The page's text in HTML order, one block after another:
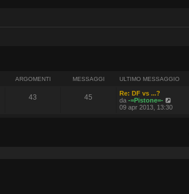
ARGOMENTI MESSAGGI ULTIMO MESSAGGIO
43 45
Re: DF vs ...?
da -=Pistone=-
e
09 apr 2013, 13:30